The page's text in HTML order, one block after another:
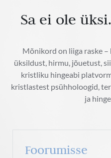
Sa ei ole
Mõnikord on liiga raske
üksildust, hirmu, jõuetust,
kristliku hingeabi
kristlastest psühholoogid,
ja
Foorumisse